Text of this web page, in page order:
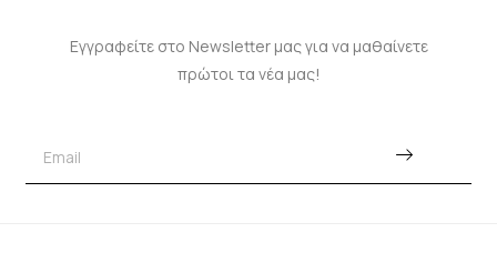
Εγγραφείτε στο Newsletter μας για να μαθαίνετε
πρώτοι τα νέα μας!